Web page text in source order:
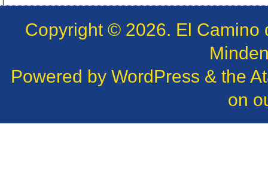
Copyright © 2026. El Camino
Powered by WordPress & the
on